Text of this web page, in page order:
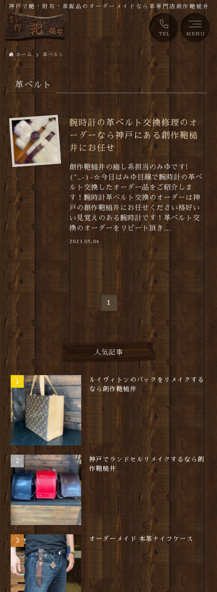
TEL MENU
神戸で鞄・財布・革製品のオーダーメイドなら革専門店創作鞄槌井
ホーム 革ベルト
革ベルト
腕時計の革ベルト交換修理のオ
ーダーなら神戸にある創作鞄槌
井にお任せ
創作鞄槌井の癒し系担当のみゆです!
(^_-)-☆今日はみゆ目線で腕時計の革ベ
ルト交換したオーダー品をご紹介しま
す！腕時計革ベルト交換のオーダーは神
戸の創作鞄槌井にお任せください格好い
い見覚えのある腕時計です！革ベルト交
換のオーダーをリピート頂き...
2023.05.06
1
人気記事
ルイヴィトンのバックをリメイクする
なら創作鞄槌井
神戸でランドセルリメイクするなら創
作鞄槌井
オーダーメイド 本革ナイフケース